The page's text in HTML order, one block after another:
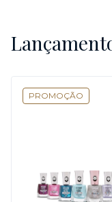
PROMOÇÃO